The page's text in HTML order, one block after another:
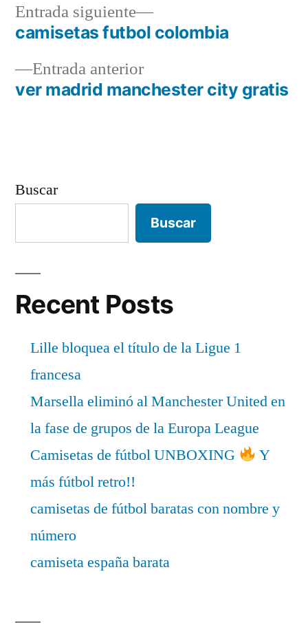
Navegación
deEntrada anteriorEntrada
anterior:
ver madrid manchester city gratis
Entrada siguiente
Entrada
siguiente:
camisetas futbol colombia
Buscar
Buscar
Recent Posts
Lille bloquea el título de la Ligue 1
francesa
Marsella eliminó al Manchester United en
la fase de grupos de la Europa League
Camisetas de fútbol UNBOXING
Y
más fútbol retro!!
camisetas de fútbol baratas con nombre y
número
camiseta españa barata